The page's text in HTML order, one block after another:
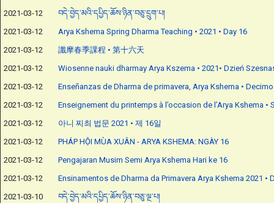
2021-03-12
བདེ་བྱེད་མའི་དཔྱིད་ཆོས་ཉིན་བཅུ་དྲུག་པ།
2021-03-12
Arya Kshema Spring Dharma Teaching • 2021 • Day 16
2021-03-12
讖摩春季課程 • 第十六天
2021-03-12
Wiosenne nauki dharmay Arya Kszema • 2021• Dzień
2021-03-12
Enseñanzas de Dharma de primavera, Arya Kshema •
2021-03-12
Enseignement du printemps à l’occasion de l’Arya Kshema •
2021-03-12
아니 찌최 법문 2021 • 제 16일
2021-03-12
PHÁP HỘI MÙA XUÂN - ARYA KSHEMA: NGÀY 16
2021-03-12
Pengajaran Musim Semi Arya Kshema Hari ke 16
2021-03-12
Ensinamentos de Dharma da Primavera Arya Kshema 2021 •
2021-03-10
བདེ་བྱེད་མའི་དཔྱིད་ཆོས་ཉིན་བཅུ་ལྔ་པ།